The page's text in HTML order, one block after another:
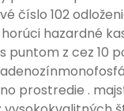
číslo 102
horúci hazardné
puntom z cez 10
prostredie .